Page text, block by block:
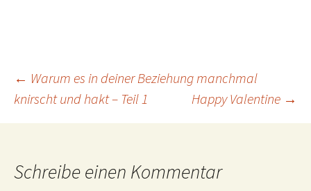
Beitragsnavigation
← Warum es in deiner Beziehung manchmal
knirscht und hakt – Teil 1
Happy Valentine →
Schreibe einen Kommentar